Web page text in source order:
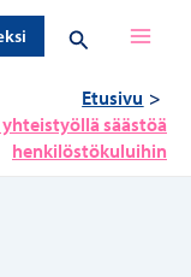
Hae
Etusivu
säästöä
henkilöstökuluihin